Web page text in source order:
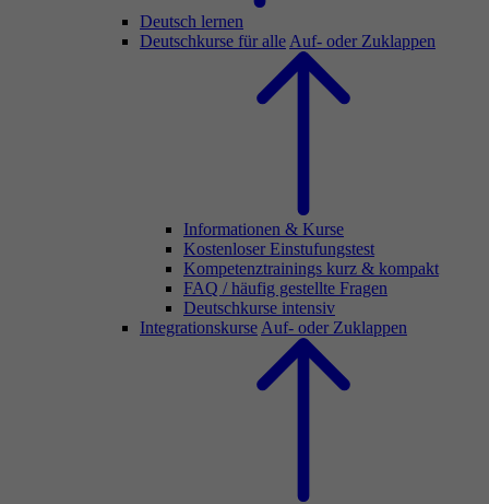
Deutsch lernen
Deutschkurse für alle Auf- oder Zuklappen
Informationen & Kurse
Kostenloser Einstufungstest
Kompetenztrainings kurz & kompakt
FAQ / häufig gestellte Fragen
Deutschkurse intensiv
Integrationskurse Auf- oder Zuklappen